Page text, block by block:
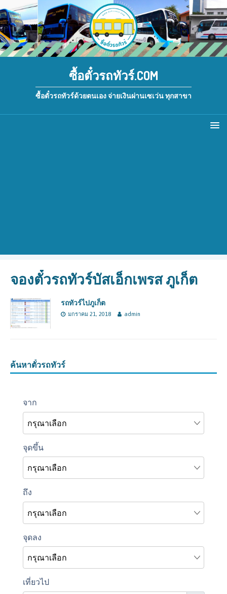
ซื้อตั๋วรถทัวร์.COM
ซื้อตั๋วรถทัวร์ด้วยตนเอง จ่ายเงินผ่านเซเว่น ทุกสาขา
จองตั๋วรถทัวร์บัสเอ็กเพรส ภูเก็ต
รถทัวร์ไปภูเก็ต
มกราคม 21, 2018 admin
ค้นหาตั๋วรถทัวร์